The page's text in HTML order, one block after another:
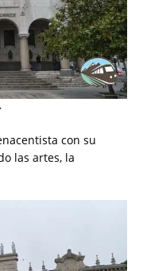
con su
las artes, la